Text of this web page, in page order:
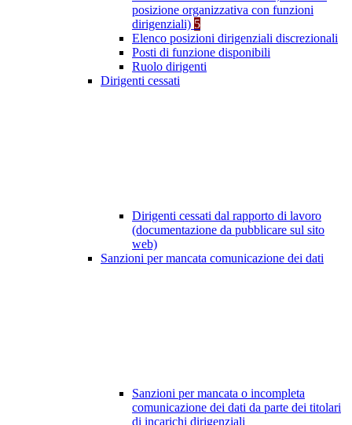
posizione organizzativa con funzioni
dirigenziali) 5
Elenco posizioni dirigenziali discrezionali
Posti di funzione disponibili
Ruolo dirigenti
Dirigenti cessati
Dirigenti cessati dal rapporto di lavoro
(documentazione da pubblicare sul sito
web)
Sanzioni per mancata comunicazione dei dati
Sanzioni per mancata o incompleta
comunicazione dei dati da parte dei titolari
di incarichi dirigenziali